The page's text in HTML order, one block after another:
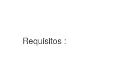
Requisitos :